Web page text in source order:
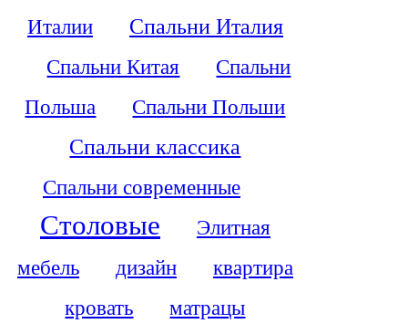
Италии
Спальни Италия
Спальни Китая
Спальни
Польша
Спальни Польши
Спальни классика
Спальни современные
Столовые
Элитная
мебель
дизайн
квартира
кровать
матрацы